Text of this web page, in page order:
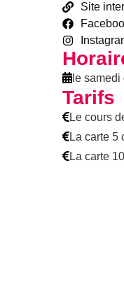
Site
le
Tarifs
Le cours
La carte 5
La carte